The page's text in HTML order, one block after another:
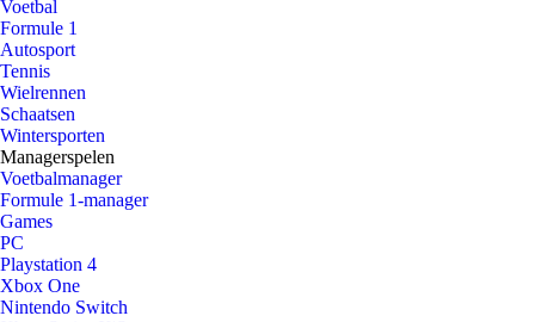
Voetbal
Formule 1
Autosport
Tennis
Wielrennen
Schaatsen
Wintersporten
Managerspelen
Voetbalmanager
Formule 1-manager
Games
PC
Playstation 4
Xbox One
Nintendo Switch